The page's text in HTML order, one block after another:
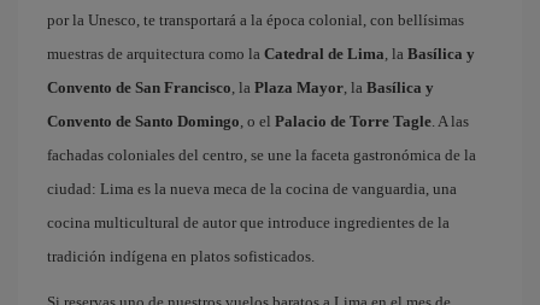
por la Unesco, te transportará a la época colonial, con bellísimas
muestras de arquitectura como la Catedral de Lima, la Basílica y
Convento de San Francisco, la Plaza Mayor, la Basílica y
Convento de Santo Domingo, o el Palacio de Torre Tagle. A las
fachadas coloniales del centro, se une la faceta gastronómica de la
ciudad: Lima es la nueva meca de la cocina de vanguardia, una
cocina multicultural de autor que introduce ingredientes de la
tradición indígena en platos sofisticados.